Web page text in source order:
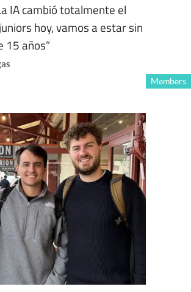
IA cambió totalmente el
hoy, vamos a estar sin
15 años”
Members